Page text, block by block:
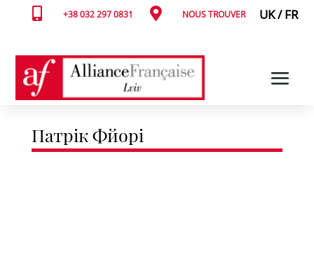
 +38 032 297 0831  NOUS TROUVER UK/FR
Патрік Фйорі